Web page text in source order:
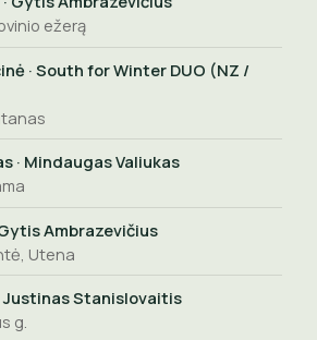
ežerą
· South for Winter DUO (NZ /
· Mindaugas Valiukas
Gytis Ambrazevičius
Utena
Justinas Stanislovaitis
g.